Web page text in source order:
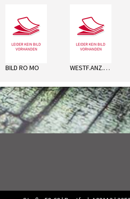
BILD RO MO WESTF.ANZ.HAMM MO